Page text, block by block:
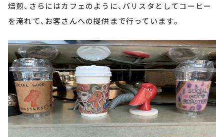
焙煎、さらにはカフェのように、バリスタとしてコーヒー
を淹れて、お客さんへの提供まで行っています。